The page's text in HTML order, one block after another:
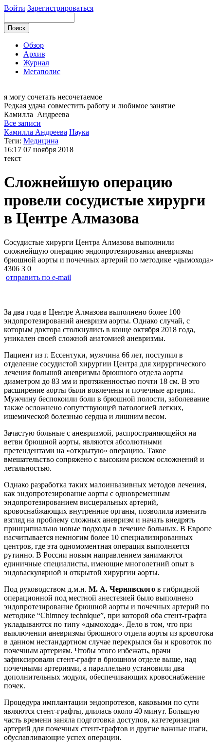
Войти Зарегистрироваться
Обзор
Архив
Журнал
Мегаполис
я могу сочетать несочетаемое
Редкая удача совместить работу и любимое занятие
Камилла Андреева
Все записи
Камилла Андреева Наука
Теги: Медицина
16:17 07 ноября 2018
текст
Сложнейшую операцию
провели сосудистые хирурги
в Центре Алмазова
Сосудистые хирурги Центра Алмазова выполнили
сложнейшую операцию эндопротезирования аневризмы
брюшной аорты и почечных артерий по методике «дымохода»
4306 3 0
отправить по e-mail
За два года в Центре Алмазова выполнено более 100
эндопротезирований аневризм аорты. Однако случай, с
которым доктора столкнулись в конце октября 2018 года,
уникален своей сложной анатомией аневризмы.
Пациент из г. Ессентуки, мужчина 66 лет, поступил в
отделение сосудистой хирургии Центра для хирургического
лечения большой аневризмы брюшного отдела аорты
диаметром до 83 мм и протяженностью почти 18 см. В это
расширение аорты были вовлечены и почечные артерии.
Мужчину беспокоили боли в брюшной полости, заболевание
также осложнено сопутствующей патологией легких,
ишемической болезнью сердца и лишним весом.
Зачастую больные с аневризмой, распространяющейся на
ветви брюшной аорты, являются абсолютными
претендентами на «открытую» операцию. Такое
вмешательство сопряжено с высоким риском осложнений и
летальностью.
Однако разработка таких малоинвазивных методов лечения,
как эндопротезирование аорты с одновременным
эндопротезированием висцеральных артерий,
кровоснабжающих внутренние органы, позволила изменить
взгляд на проблему сложных аневризм и начать внедрять
принципиально новые подходы в лечение больных. В Европе
насчитывается немногим более 10 специализированных
центров, где эта одномоментная операция выполняется
рутинно. В России новым направлением занимаются
единичные специалисты, имеющие многолетний опыт в
эндоваскулярной и открытой хирургии аорты.
Под руководством д.м.н. М. А. Чернявского в гибридной
операционной под местной анестезией было выполнено
эндопротезирование брюшной аорты и почечных артерий по
методике “Chimney technique”, при которой оба стент-графта
укладываются по типу «дымохода». Дело в том, что при
выключении аневризмы брюшного отдела аорты из кровотока
в данном нестандартном случае перекрылся бы и кровоток по
почечным артериям. Чтобы этого избежать, врачи
зафиксировали стент-графт в брюшном отделе выше, над
почечными артериями, а параллельно установили два
дополнительных модуля, обеспечивающих кровоснабжение
почек.
Процедура имплантации эндопротезов, каковыми по сути
являются стент-графты, длилась около 40 минут. Большую
часть времени заняла подготовка доступов, катетеризация
артерий для почечных стент-графтов и другие важные шаги,
обуславливающие успех операции.